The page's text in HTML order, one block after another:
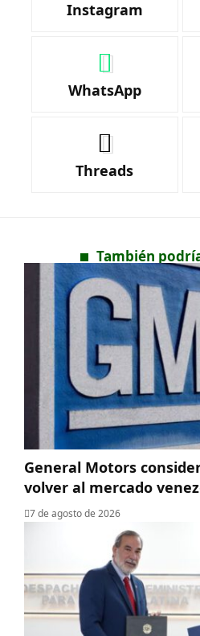
Instagram
WhatsApp
Threads
También
General Motors
volver al mercado
7 de agosto de 2026